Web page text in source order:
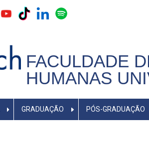
FACULDADE
HUMANAS
GRADUAÇÃO PÓS-GRADUAÇÃO